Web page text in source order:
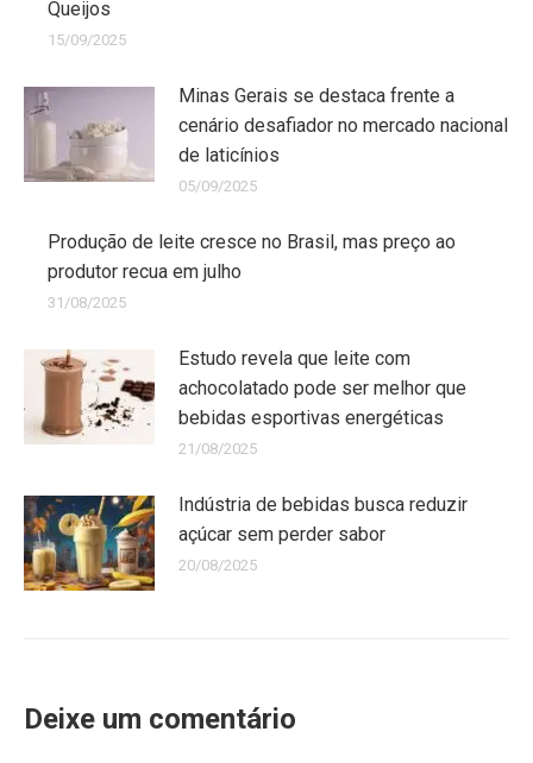
Queijos
15/09/2025
Minas Gerais se destaca frente a
cenário desafiador no mercado nacional
de laticínios
05/09/2025
Produção de leite cresce no Brasil, mas preço ao
produtor recua em julho
31/08/2025
Estudo revela que leite com
achocolatado pode ser melhor que
bebidas esportivas energéticas
21/08/2025
Indústria de bebidas busca reduzir
açúcar sem perder sabor
20/08/2025
Deixe um comentário